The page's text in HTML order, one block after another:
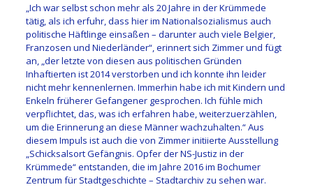
„Ich war selbst schon mehr als 20 Jahre in der Krümmede
tätig, als ich erfuhr, dass hier im Nationalsozialismus auch
politische Häftlinge einsaßen – darunter auch viele Belgier,
Franzosen und Niederländer“, erinnert sich Zimmer und fügt
an, „der letzte von diesen aus politischen Gründen
Inhaftierten ist 2014 verstorben und ich konnte ihn leider
nicht mehr kennenlernen. Immerhin habe ich mit Kindern und
Enkeln früherer Gefangener gesprochen. Ich fühle mich
verpflichtet, das, was ich erfahren habe, weiterzuerzählen,
um die Erinnerung an diese Männer wachzuhalten.“ Aus
diesem Impuls ist auch die von Zimmer initiierte Ausstellung
„Schicksalsort Gefängnis. Opfer der NS-Justiz in der
Krümmede“ entstanden, die im Jahre 2016 im Bochumer
Zentrum für Stadtgeschichte – Stadtarchiv zu sehen war.